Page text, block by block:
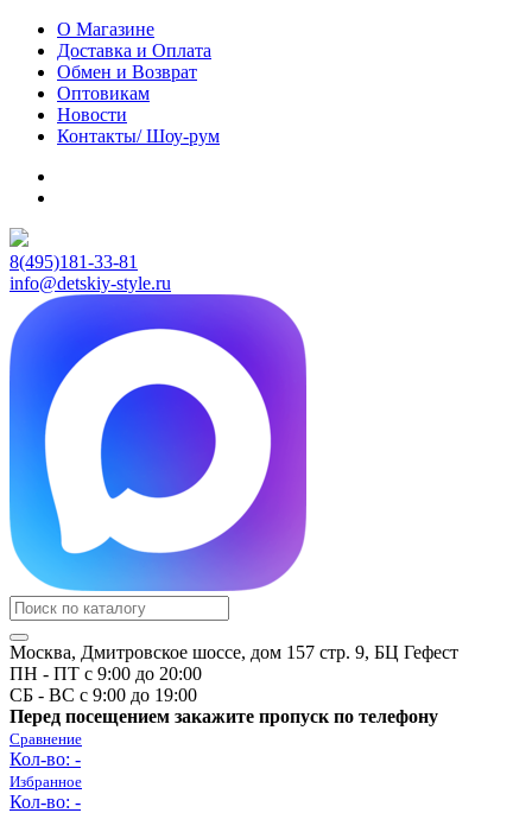
О Магазине
Доставка и Оплата
Обмен и Возврат
Оптовикам
Новости
Контакты/ Шоу-рум
8(495)181-33-81
info@detskiy-style.ru
Москва, Дмитровское шоссе, дом 157 стр. 9, БЦ Гефест
ПН - ПТ с 9:00 до 20:00
СБ - ВС с 9:00 до 19:00
Перед посещением закажите пропуск по телефону
Сравнение
Кол-во: -
Избранное
Кол-во: -